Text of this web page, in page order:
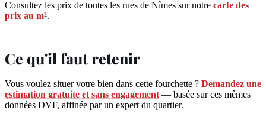
Consultez les prix de toutes les rues de Nîmes sur notre carte des
prix au m².
Ce qu'il faut retenir
Vous voulez situer votre bien dans cette fourchette ? Demandez une
estimation gratuite et sans engagement — basée sur ces mêmes
données DVF, affinée par un expert du quartier.